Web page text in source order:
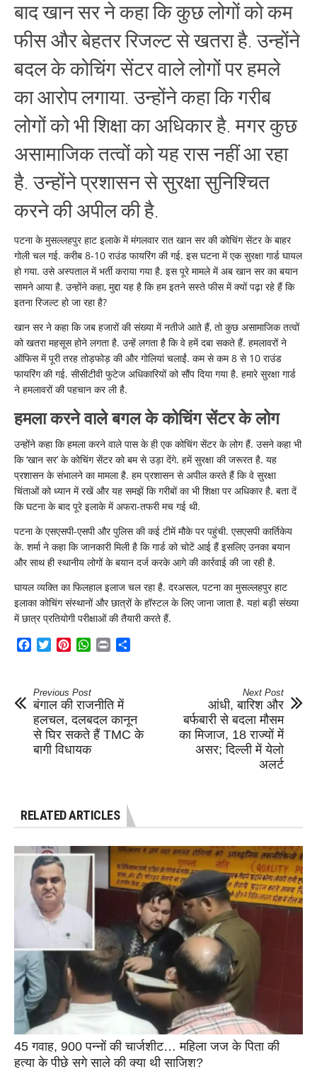
बाद खान सर ने कहा कि कुछ लोगों को कम
फीस और बेहतर रिजल्ट से खतरा है. उन्होंने
बदल के कोचिंग सेंटर वाले लोगों पर हमले
का आरोप लगाया. उन्होंने कहा कि गरीब
लोगों को भी शिक्षा का अधिकार है. मगर कुछ
असामाजिक तत्वों को यह रास नहीं आ रहा
है. उन्होंने प्रशासन से सुरक्षा सुनिश्चित
करने की अपील की है.
पटना के मुसल्लहपुर हाट इलाके में मंगलवार रात खान सर की कोचिंग सेंटर के बाहर
गोली चल गई. करीब 8-10 राउंड फायरिंग की गई. इस घटना में एक सुरक्षा गार्ड घायल
हो गया. उसे अस्पताल में भर्ती कराया गया है. इस पूरे मामले में अब खान सर का बयान
सामने आया है. उन्होंने कहा, मुद्दा यह है कि हम इतने सस्ते फीस में क्यों पढ़ा रहे हैं कि
इतना रिजल्ट हो जा रहा है?
खान सर ने कहा कि जब हजारों की संख्या में नतीजे आते हैं, तो कुछ असामाजिक तत्वों
को खतरा महसूस होने लगता है. उन्हें लगता है कि वे हमें दबा सकते हैं. हमलावरों ने
ऑफिस में पूरी तरह तोड़फोड़ की और गोलियां चलाईं. कम से कम 8 से 10 राउंड
फायरिंग की गई. सीसीटीवी फुटेज अधिकारियों को सौंप दिया गया है. हमारे सुरक्षा गार्ड
ने हमलावरों की पहचान कर ली है.
हमला करने वाले बगल के कोचिंग सेंटर के लोग
उन्होंने कहा कि हमला करने वाले पास के ही एक कोचिंग सेंटर के लोग हैं. उसने कहा भी
कि ‘खान सर’ के कोचिंग सेंटर को बम से उड़ा देंगे. हमें सुरक्षा की जरूरत है. यह
प्रशासन के संभालने का मामला है. हम प्रशासन से अपील करते हैं कि वे सुरक्षा
चिंताओं को ध्यान में रखें और यह समझें कि गरीबों का भी शिक्षा पर अधिकार है. बता दें
कि घटना के बाद पूरे इलाके में अफरा-तफरी मच गई थी.
पटना के एसएसपी-एसपी और पुलिस की कई टीमें मौके पर पहुंची. एसएसपी कार्तिकेय
के. शर्मा ने कहा कि जानकारी मिली है कि गार्ड को चोटें आई हैं इसलिए उनका बयान
और साथ ही स्थानीय लोगों के बयान दर्ज करके आगे की कार्रवाई की जा रही है.
घायल व्यक्ति का फिलहाल इलाज चल रहा है. दरअसल, पटना का मुसल्लहपुर हाट
इलाका कोचिंग संस्थानों और छात्रों के हॉस्टल के लिए जाना जाता है. यहां बड़ी संख्या
में छात्र प्रतियोगी परीक्षाओं की तैयारी करते हैं.
Facebook
TwitterPinterestWhatsApp
Print
Previous Post
बंगाल की राजनीति में
हलचल, दलबदल कानून
से घिर सकते हैं TMC के
बागी विधायक
Next Post
आंधी, बारिश और
बर्फबारी से बदला मौसम
का मिजाज, 18 राज्यों में
असर; दिल्ली में येलो
अलर्ट
RELATED ARTICLES
45 गवाह, 900 पन्नों की चार्जशीट… महिला जज के पिता की
हत्या के पीछे सगे साले की क्या थी साजिश?